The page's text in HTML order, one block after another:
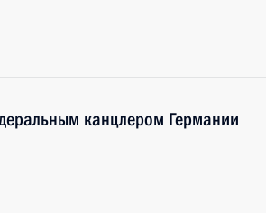
канцлером Германии